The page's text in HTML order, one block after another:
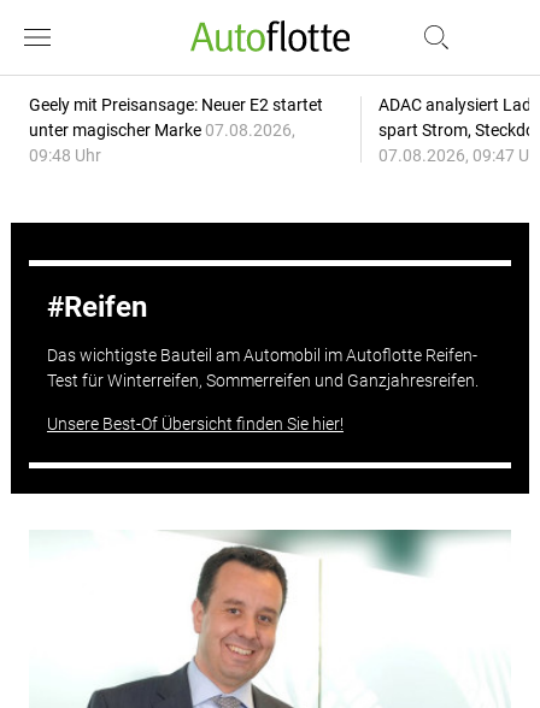
Geely mit Preisansage: Neuer E2 startet
unter magischer Marke 07.08.2026,
09:48 Uhr
ADAC analysiert
spart Strom,
07.08.2026, 09:47
Reifen
Das wichtigste Bauteil am Automobil im Autoflotte Reifen-
Test für Winterreifen, Sommerreifen und Ganzjahresreifen.
Unsere Best-Of Übersicht finden Sie hier!